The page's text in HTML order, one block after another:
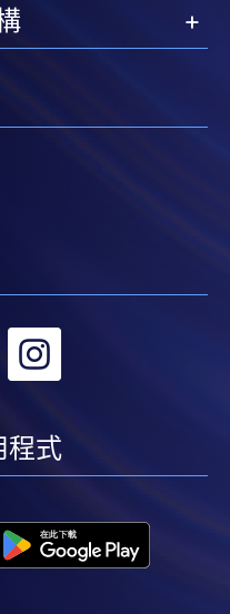
轉
程式